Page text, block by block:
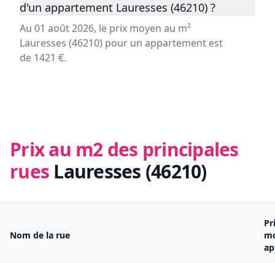
d'un appartement Lauresses (46210) ?
Au 01 août 2026, le prix moyen au m²
Lauresses (46210) pour un appartement est
de 1421 €.
Prix au m2 des principales
rues Lauresses (46210)
Nom de la rue